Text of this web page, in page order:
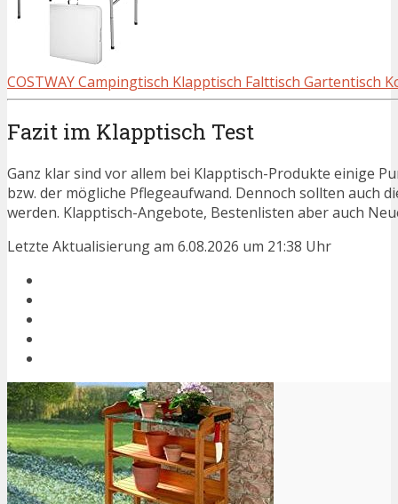
COSTWAY Campingtisch Klapptisch Falttisch Gartentisch
Fazit im Klapptisch Test
Ganz klar sind vor allem bei Klapptisch-Produkte einige
bzw. der mögliche Pflegeaufwand. Dennoch sollten auch
werden. Klapptisch-Angebote, Bestenlisten aber auch
Letzte Aktualisierung am 6.08.2026 um 21:38 Uhr